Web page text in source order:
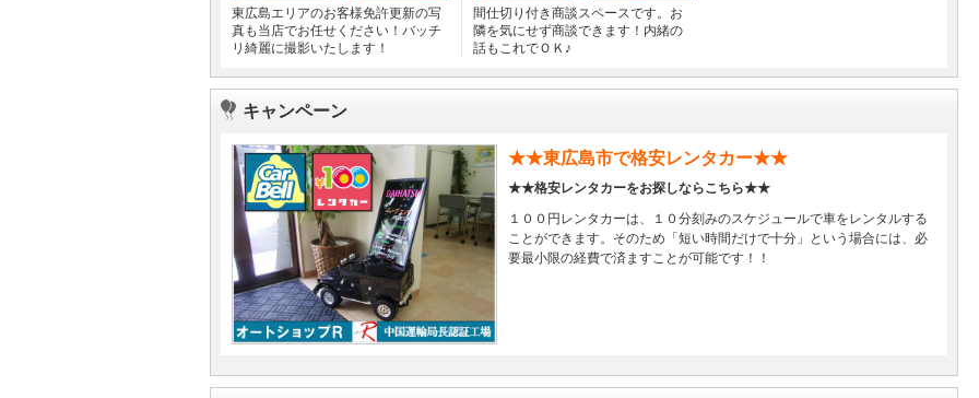
東広島エリアのお客様免許更新の写
真も当店でお任せください！バッチ
リ綺麗に撮影いたします！
間仕切り付き商談スペースです。お
隣を気にせず商談できます！内緒の
話もこれでＯＫ♪
キャンペーン
★★東広島市で格安レンタカー★★
★★格安レンタカーをお探しならこちら★★
１００円レンタカーは、１０分刻みのスケジュールで車をレンタルする
ことができます。そのため「短い時間だけで十分」という場合には、必
要最小限の経費で済ますことが可能です！！